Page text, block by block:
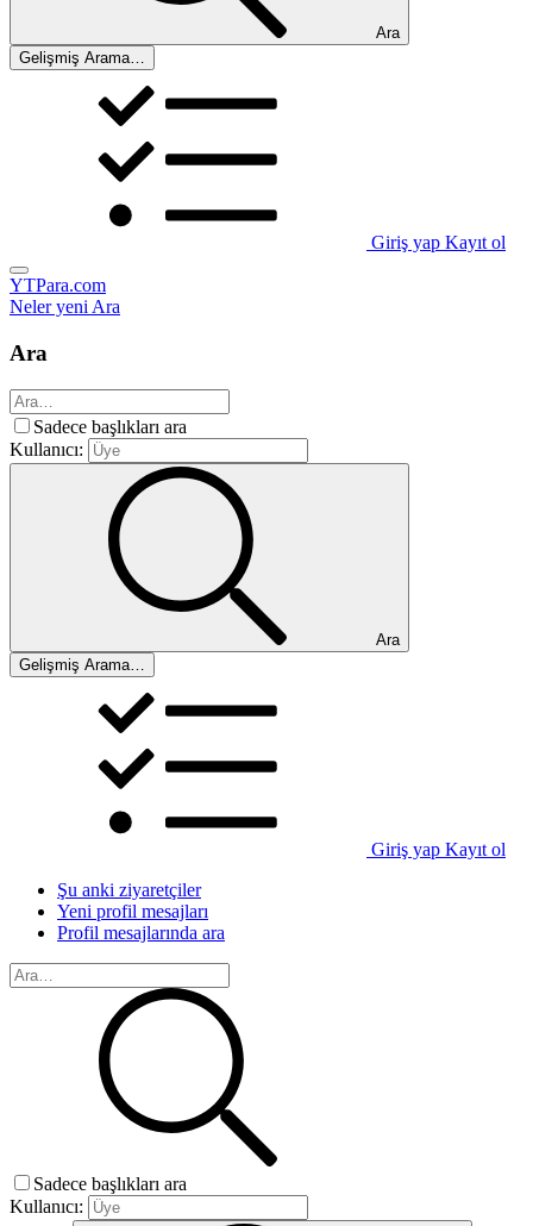
Ara
Gelişmiş Arama…
Giriş yap Kayıt ol
YTPara.com
Neler yeniAra
Ara
Sadece başlıkları ara
Kullanıcı:
Ara
Gelişmiş Arama…
Giriş yap Kayıt ol
Şu anki ziyaretçiler
Yeni profil mesajları
Profil mesajlarında ara
Sadece başlıkları ara
Kullanıcı: